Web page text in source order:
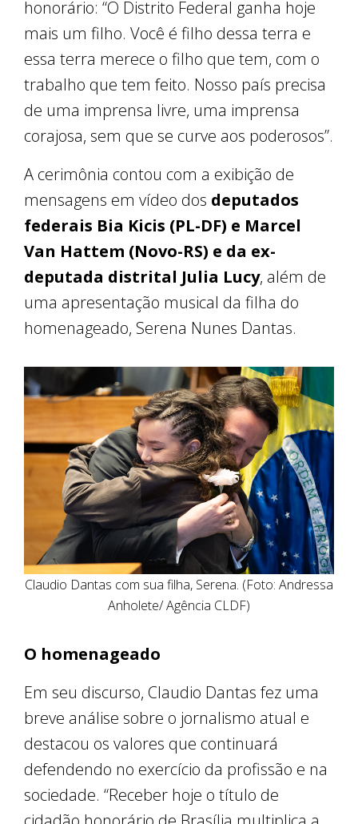
honorário: “O Distrito Federal ganha hoje
mais um filho. Você é filho dessa terra e
essa terra merece o filho que tem, com o
trabalho que tem feito. Nosso país precisa
de uma imprensa livre, uma imprensa
corajosa, sem que se curve aos poderosos”.
A cerimônia contou com a exibição de
mensagens em vídeo dos deputados
federais Bia Kicis (PL-DF) e Marcel
Van Hattem (Novo-RS) e da ex-
deputada distrital Julia Lucy, além de
uma apresentação musical da filha do
homenageado, Serena Nunes Dantas.
Claudio Dantas com sua filha, Serena. (Foto: Andressa
Anholete/ Agência CLDF)
O homenageado
Em seu discurso, Claudio Dantas fez uma
breve análise sobre o jornalismo atual e
destacou os valores que continuará
defendendo no exercício da profissão e na
sociedade. “Receber hoje o título de